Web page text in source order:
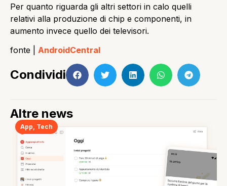
Per quanto riguarda gli altri settori in calo quelli
relativi alla produzione di chip e componenti, in
aumento invece quello dei televisori.
fonte | AndroidCentral
Condividi
Altre news
App Tech